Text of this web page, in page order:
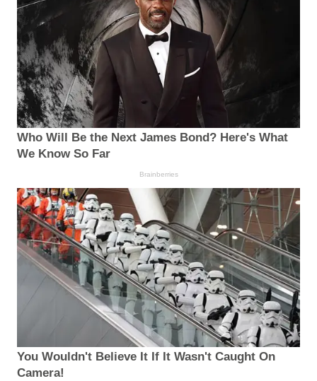
Who Will Be the Next James Bond? Here's What
We Know So Far
Brainberries
You Wouldn't Believe It If It Wasn't Caught On
Camera!